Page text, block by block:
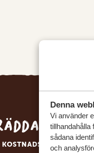
Denna
Vi använder
tillhandahålla
sådana
och